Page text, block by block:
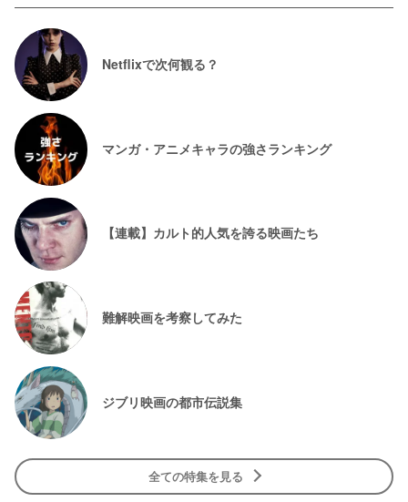
Netflixで次何観る？
マンガ・アニメキャラの強さランキング
【連載】カルト的人気を誇る映画たち
難解映画を考察してみた
ジブリ映画の都市伝説集
全ての特集を見る